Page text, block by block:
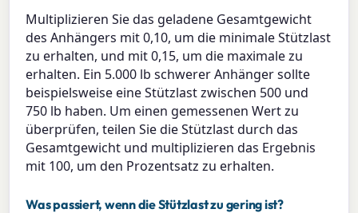
Multiplizieren Sie das geladene Gesamtgewicht
des Anhängers mit 0,10, um die minimale Stützlast
zu erhalten, und mit 0,15, um die maximale zu
erhalten. Ein 5.000 lb schwerer Anhänger sollte
beispielsweise eine Stützlast zwischen 500 und
750 lb haben. Um einen gemessenen Wert zu
überprüfen, teilen Sie die Stützlast durch das
Gesamtgewicht und multiplizieren das Ergebnis
mit 100, um den Prozentsatz zu erhalten.
Was passiert, wenn die Stützlast zu gering ist?